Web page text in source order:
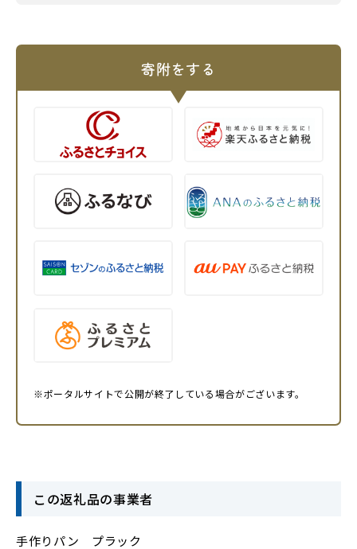
寄附をする
※ポータルサイトで公開が終了している場合がございます。
この返礼品の事業者
手作りパン プラック